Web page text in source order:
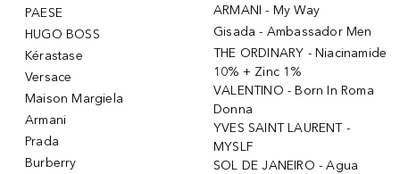
PAESE
HUGO BOSS
Kérastase
Versace
Maison Margiela
Armani
Prada
Burberry
ARMANI - My Way
Gisada - Ambassador Men
THE ORDINARY - Niacinamide
10% + Zinc 1%
VALENTINO - Born In Roma
Donna
YVES SAINT LAURENT -
MYSLF
SOL DE JANEIRO - Agua